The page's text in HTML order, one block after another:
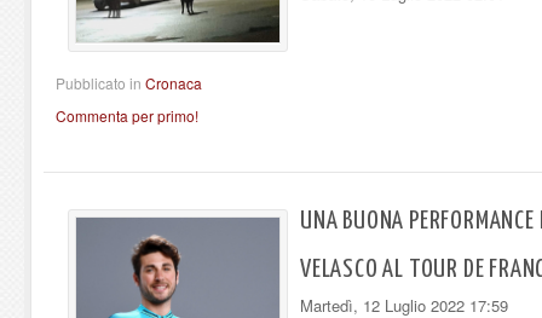
Pubblicato in Cronaca
Commenta per primo!
UNA BUONA
VELASCO AL TOUR DE
Martedì, 12 Luglio 2022 17:59